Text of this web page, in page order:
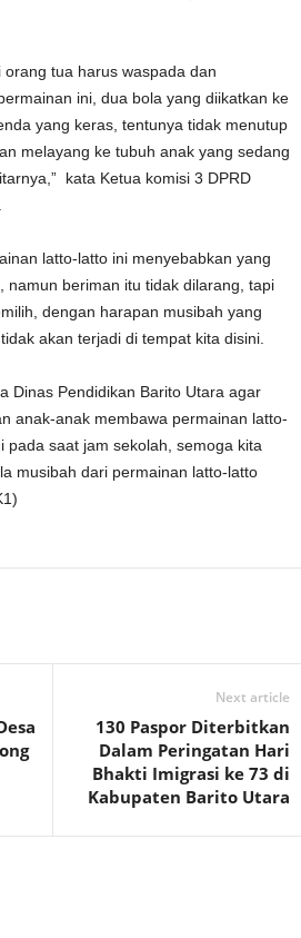
tua harus waspada dan
ini, dua bola yang diikatkan ke
yang keras, tentunya tidak menutup
melayang ke tubuh anak yang sedang
kata Ketua komisi 3 DPRD
latto-latto ini menyebabkan yang
namun beriman itu tidak dilarang, tapi
dengan harapan musibah yang
akan terjadi di tempat kita disini.
Dinas Pendidikan Barito Utara agar
anak-anak membawa permainan latto-
pada saat jam sekolah, semoga kita
musibah dari permainan latto-latto
Next article
130 Paspor Diterbitkan
Dalam Peringatan Hari
Bhakti Imigrasi ke 73 di
Kabupaten Barito Utara